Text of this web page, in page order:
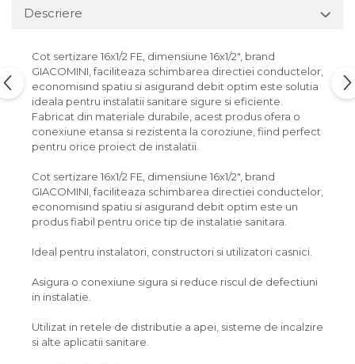
Descriere
Cot sertizare 16x1/2 FE, dimensiune 16x1/2", brand
GIACOMINI, faciliteaza schimbarea directiei conductelor,
economisind spatiu si asigurand debit optim este solutia
ideala pentru instalatii sanitare sigure si eficiente.
Fabricat din materiale durabile, acest produs ofera o
conexiune etansa si rezistenta la coroziune, fiind perfect
pentru orice proiect de instalatii.
Cot sertizare 16x1/2 FE, dimensiune 16x1/2", brand
GIACOMINI, faciliteaza schimbarea directiei conductelor,
economisind spatiu si asigurand debit optim este un
produs fiabil pentru orice tip de instalatie sanitara.
Ideal pentru instalatori, constructori si utilizatori casnici.
Asigura o conexiune sigura si reduce riscul de defectiuni
in instalatie.
Utilizat in retele de distributie a apei, sisteme de incalzire
si alte aplicatii sanitare.